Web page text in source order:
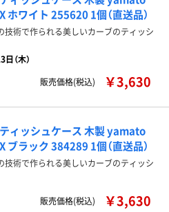
ホワイト 255620 1個（直送品）
技術で作られる美しいカーブのティッシ
（木）
販売価格(税込)
￥3,630
ィッシュケース 木製 yamato
ブラック 384289 1個（直送品）
技術で作られる美しいカーブのティッシ
販売価格(税込) ￥3,630